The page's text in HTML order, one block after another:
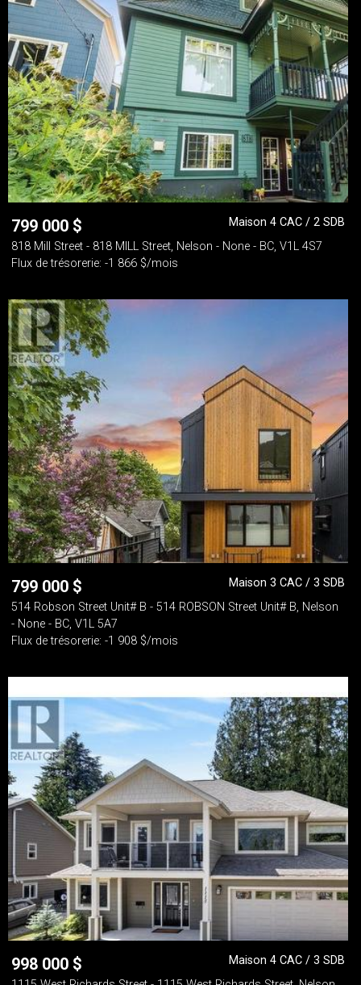
799 000 $
Maison 4 CAC / 2 SDB
818 Mill Street - 818 MILL Street, Nelson - None - BC, V1L 4S7
Flux de trésorerie: -1 866 $/mois
799 000 $
Maison 3 CAC / 3 SDB
514 Robson Street Unit# B - 514 ROBSON Street Unit# B, Nelson
- None - BC, V1L 5A7
Flux de trésorerie: -1 908 $/mois
998 000 $
Maison 4 CAC / 3 SDB